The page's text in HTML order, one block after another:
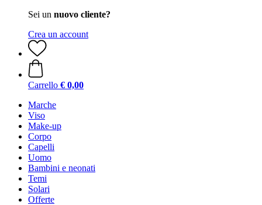
Sei un nuovo cliente?
Crea un account
Carrello € 0,00
Marche
Viso
Make-up
Corpo
Capelli
Uomo
Bambini e neonati
Temi
Solari
Offerte